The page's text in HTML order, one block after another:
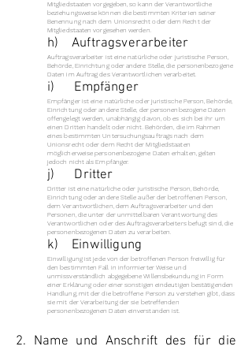
Mitgliedstaaten vorgegeben, so kann der Verantwortliche
beziehungsweise können die bestimmten Kriterien seiner
Benennung nach dem Unionsrecht oder dem Recht der
Mitgliedstaaten vorgesehen werden.
h) Auftragsverarbeiter
Auftragsverarbeiter ist eine natürliche oder juristische Person,
Behörde, Einrichtung oder andere Stelle, die personenbezogene
Daten im Auftrag des Verantwortlichen verarbeitet.
i) Empfänger
Empfänger ist eine natürliche oder juristische Person, Behörde,
Einrichtung oder andere Stelle, der personenbezogene Daten
offengelegt werden, unabhängig davon, ob es sich bei ihr um
einen Dritten handelt oder nicht. Behörden, die im Rahmen
eines bestimmten Untersuchungsauftrags nach dem
Unionsrecht oder dem Recht der Mitgliedstaaten
möglicherweise personenbezogene Daten erhalten, gelten
jedoch nicht als Empfänger.
j) Dritter
Dritter ist eine natürliche oder juristische Person, Behörde,
Einrichtung oder andere Stelle außer der betroffenen Person,
dem Verantwortlichen, dem Auftragsverarbeiter und den
Personen, die unter der unmittelbaren Verantwortung des
Verantwortlichen oder des Auftragsverarbeiters befugt sind, die
personenbezogenen Daten zu verarbeiten.
k) Einwilligung
Einwilligung ist jede von der betroffenen Person freiwillig für
den bestimmten Fall in informierter Weise und
unmissverständlich abgegebene Willensbekundung in Form
einer Erklärung oder einer sonstigen eindeutigen bestätigenden
Handlung, mit der die betroffene Person zu verstehen gibt, dass
sie mit der Verarbeitung der sie betreffenden
personenbezogenen Daten einverstanden ist.
2. Name und Anschrift des für die